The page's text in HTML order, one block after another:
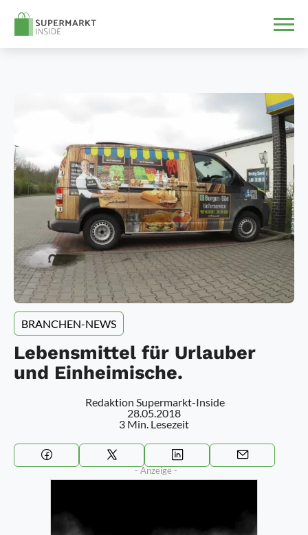
BRANCHEN-NEWS
Lebensmittel für Urlauber
und Einheimische.
Redaktion Supermarkt-Inside
28.05.2018
3 Min. Lesezeit